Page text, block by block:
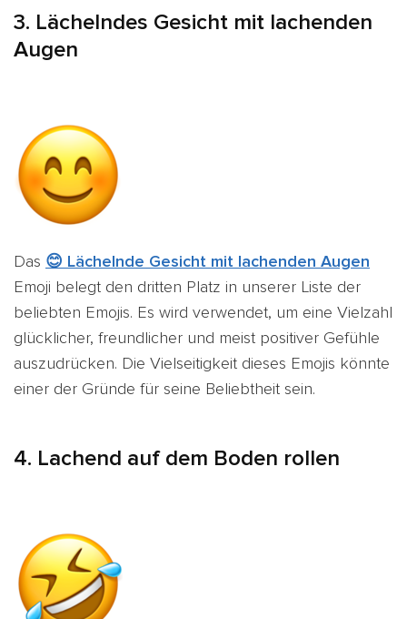
3. Lächelndes Gesicht mit lachenden
Augen
Das 😊 Lächelnde Gesicht mit lachenden Augen
Emoji belegt den dritten Platz in unserer Liste der
beliebten Emojis. Es wird verwendet, um eine Vielzahl
glücklicher, freundlicher und meist positiver Gefühle
auszudrücken. Die Vielseitigkeit dieses Emojis könnte
einer der Gründe für seine Beliebtheit sein.
4. Lachend auf dem Boden rollen